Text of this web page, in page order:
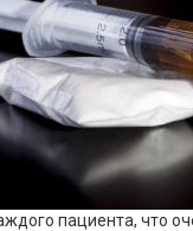
пациента, что